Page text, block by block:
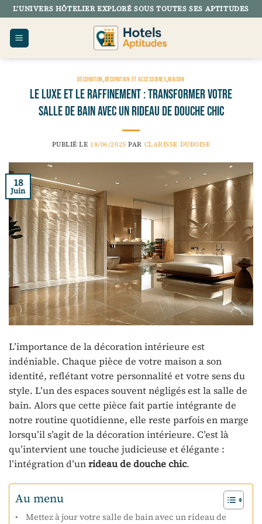
Passer
au
contenu
L’UNIVERS HÔTELIER EXPLORÉ SOUS TOUTES SES APTITUDES
DÉCORATION,DÉCORATION ET ACCESSOIRES,MAISON
Le luxe et le raffinement : transformer votre
salle de bain avec un rideau de douche chic
PUBLIÉ LE 18/06/2025 PAR CLARISSE DUBOISE
18
Juin
L’importance de la décoration intérieure est
indéniable. Chaque pièce de votre maison a son
identité, reflétant votre personnalité et votre sens du
style. L’un des espaces souvent négligés est la salle de
bain. Alors que cette pièce fait partie intégrante de
notre routine quotidienne, elle reste parfois en marge
lorsqu’il s’agit de la décoration intérieure. C’est là
qu’intervient une touche judicieuse et élégante :
l’intégration d’unrideau de douche chic.
Au menu
Mettez à jour votre salle de bain avec un rideau de